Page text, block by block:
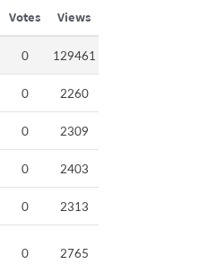
Votes Views
0
129461
0
2260
0
2309
0
2403
0 2313
0 2765